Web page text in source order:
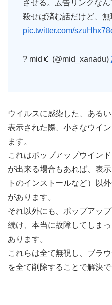
させる。広告リンクな
殺せば済む話だけど、無
pic.twitter.com/
? mid📎 (@mid_xanadu)
ウイルスに感染した、ある
表示された際、小さなウイ
ます。
これはポップアップウイン
が出来る場合もあれば、表
トのインストールなど）以
があります。
それ以外にも、ポップアッ
続け、本当に故障してしま
あります。
これらは全て無視し、ブラ
を全て削除することで解決で